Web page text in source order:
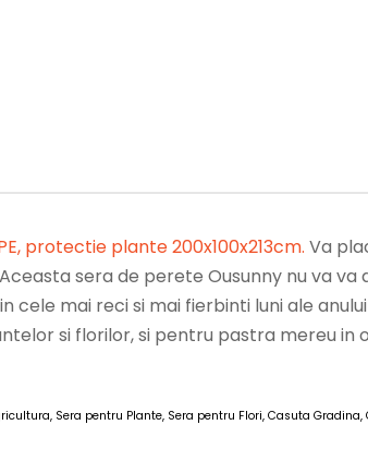
protectie plante 200x100x213cm. Va
sera de perete Ousunny nu va va
mai reci si mai fierbinti luni ale
si florilor, si pentru pastra mereu in
Sera pentru Plante, Sera pentru Flori, Casuta